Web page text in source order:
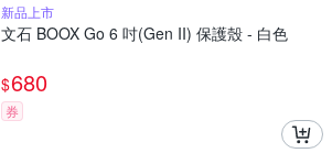
新品上市
文石 BOOX Go 6 吋(Gen II) 保護殼 - 白色
$680
券